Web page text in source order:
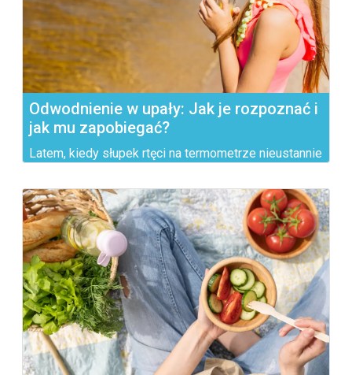
Odwodnienie w upały: Jak je rozpoznać i
jak mu zapobiegać?
Latem, kiedy słupek rtęci na termometrze nieustannie